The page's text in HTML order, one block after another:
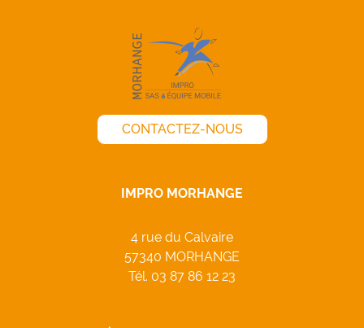
CONTACTEZ-NOUS
IMPRO MORHANGE
4 rue du Calvaire
57340 MORHANGE
Tél. 03 87 86 12 23